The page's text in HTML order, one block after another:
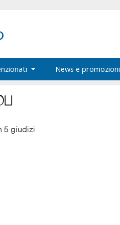
News e promozioni
5 giudizi